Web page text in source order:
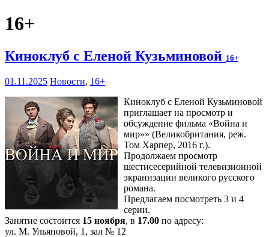
16+
Киноклуб с Еленой Кузьминовой 16+
01.11.2025 Новости, 16+
Киноклуб с Еленой Кузьминовой
приглашает на просмотр и
обсуждение фильма «Война и
мир»» (Великобритания, реж.
Том Харпер, 2016 г.).
Продолжаем просмотр
шестисесерийной телевизионной
экранизации великого русского
романа.
Предлагаем посмотреть 3 и 4
серии.
Занятие состоится 15 ноября, в 17.00 по адресу:
ул. М. Ульяновой, 1, зал № 12